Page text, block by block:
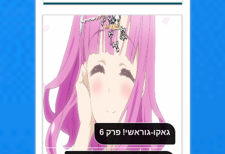
גאקו-גוראשי! פרק 6